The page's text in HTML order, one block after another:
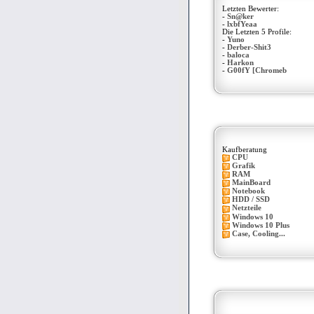
Letzten Bewerter:
- Sn@ker
- lxbfYeaa
Die Letzten 5 Profile:
- Yuno
- Derber-Shit3
- baloca
- Harkon
- G00fY [Chromeb
Kaufberatung
CPU
Grafik
RAM
MainBoard
Notebook
HDD / SSD
Netzteile
Windows 10
Windows 10 Plus
Case, Cooling...